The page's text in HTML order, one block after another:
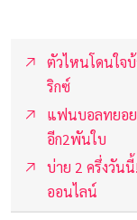
ตัวไหนโดนใจ
ริกซ์
แฟนบอลทยอ
อีก2พันใบ
บ่าย 2 ครึ่งวัน
ออนไลน์